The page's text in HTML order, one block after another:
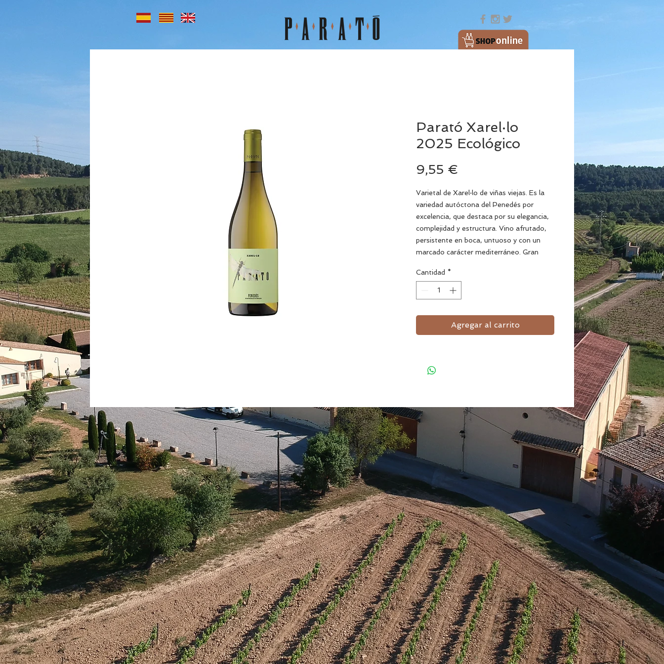
Parató Xarel·lo
2025 Ecológico
9,55 €
Varietal de Xarel·lo de viñas viejas. Es la
variedad autóctona del Penedés por
excelencia, que destaca por su elegancia,
complejidad y estructura. Vino afrutado,
persistente en boca, untuoso y con un
marcado carácter mediterráneo. Gran
platos de pescado.
Variedades
Cantidad *
Agregar al carrito